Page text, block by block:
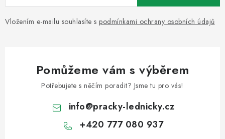
Vložením e-mailu souhlasíte s podmínkami ochrany osobních údajů
Pomůžeme vám s výběrem
Potřebujete s něčím poradit? Jsme tu pro vás!
info@pracky-lednicky.cz
+420 777 080 937